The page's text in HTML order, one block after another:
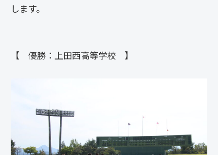
します。
【 優勝：上田西高等学校 】